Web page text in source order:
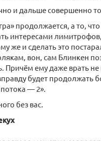
и дальше совершенно
продолжается, а то,
интересами
же и сделать это
вон, сам Блинкен
Причём ему даже врать
будет продолжать
— 2».
без вас.